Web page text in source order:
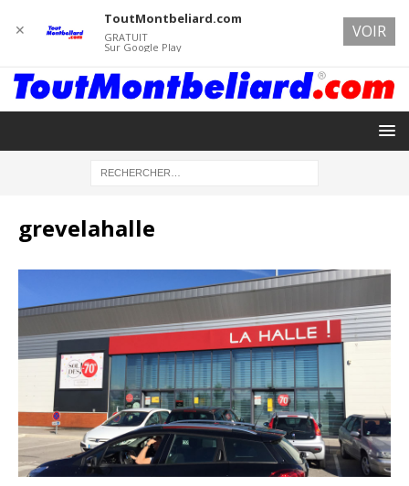
grevelahalle
✕
ToutMontbeliard.com
GRATUIT
Sur Google Play
VOIR